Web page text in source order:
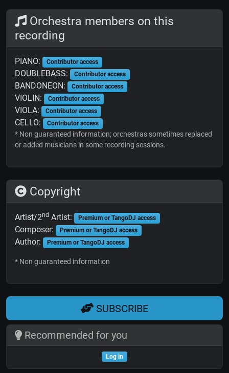
Orchestra members on this
recording
PIANO: Contributor access
DOUBLEBASS: Contributor access
BANDONEON: Contributor access
VIOLIN: Contributor access
VIOLA: Contributor access
CELLO: Contributor access
* Non guaranteed information; orchestras sometimes replaced
or added musicians in some recording sessions.
Copyright
Artist/2nd Artist: Premium or TangoDJ access
Composer: Premium or TangoDJ access
Author: Premium or TangoDJ access
* Non guaranteed information
SUBSCRIBE
Recommended for you
Log in